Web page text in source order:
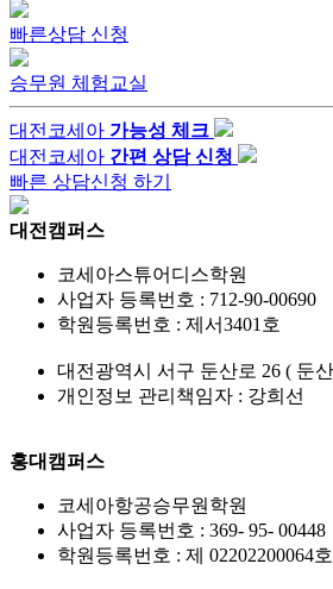
빠른상담 신청
승무원 체험교실
대전코세아 가능성 체크
대전코세아 간편 상담 신청
빠른 상담신청 하기
대전캠퍼스
코세아스튜어디스학원
사업자 등록번호 : 712-90-00690
학원등록번호 : 제서3401호
대전광역시 서구 둔산로 26 ( 둔
개인정보 관리책임자 : 강희선
홍대캠퍼스
코세아항공승무원학원
사업자 등록번호 : 369- 95- 00448
학원등록번호 : 제 02202200064호